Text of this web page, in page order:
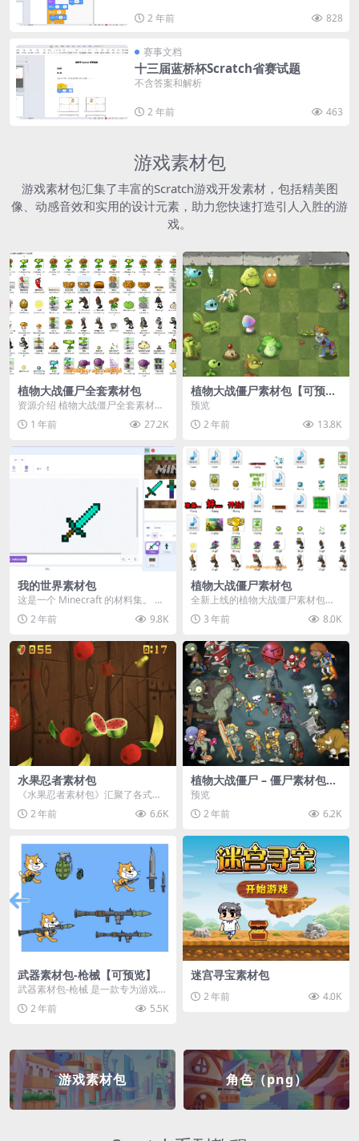
2 年前 828
赛事文档
十三届蓝桥杯Scratch省赛试题
不含答案和解析
2 年前 463
游戏素材包
游戏素材包汇集了丰富的Scratch游戏开发素材，包括精美图
像、动感音效和实用的设计元素，助力您快速打造引人入胜的游
戏。
植物大战僵尸全套素材包
资源介绍 植物大战僵尸全套素材
包，包含227个丰富多样的素材，
涵盖角色、背景、动...
1 年前 27.2K
植物大战僵尸素材包【可预
览】
预览
2 年前
13.8K
我的世界素材包
这是一个 Minecraft 的材料集。 操
作方法如下： 工具 → 右箭头 怪物...
2 年前 9.8K
植物大战僵尸素材包
全新上线的植物大战僵尸素材包，
内含48个精选资源，涵盖角色、场
景、音效等多样内容...
3 年前 8.0K
水果忍者素材包
《水果忍者素材包》汇聚了各式鲜
美诱人的水果图像与清脆悦耳的切
割音效，专为追求极致...
2 年前 6.6K
植物大战僵尸 – 僵尸素材包
【可预览】
预览
2 年前
6.2K
武器素材包-枪械【可预览】
武器素材包-枪械 是一款专为游戏开
发者和创作者设计的素材包，包含
多种高质量的枪械...
2 年前 5.5K
迷宫寻宝素材包
2 年前 4.0K
游戏素材包 角色（png）